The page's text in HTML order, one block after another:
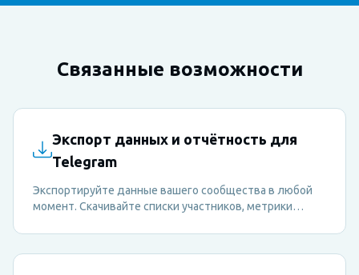
Связанные возможности
Экспорт данных и отчётность для
Telegram
Экспортируйте данные вашего сообщества в любой
момент. Скачивайте списки участников, метрики
глубокого анализа или отчётности перед
заинтересованными сторонами.